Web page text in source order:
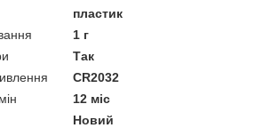
пластик
1 г
Так
CR2032
12 міс
Новий